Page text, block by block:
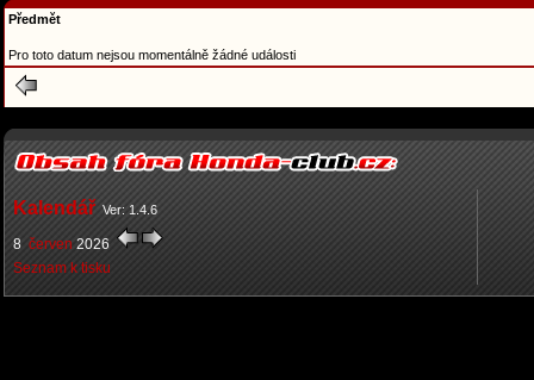
Předmět
Pro toto datum nejsou momentálně žádné události
Kalendář Ver: 1.4.6
8 červen 2026
Seznam k tisku